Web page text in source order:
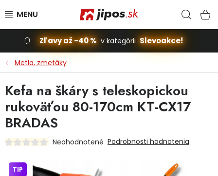
Slevoakce
Stavba, dom
Dielňa
Príslušenstvo pre automobily
Zľavy až -40 % v kategórii Slevoakce!
Metla, zmetáky
Kefa na škáry s teleskopickou
rukoväťou 80-170cm KT-CX17
BRADAS
Neohodnotené Podrobnosti hodnotenia
TIP